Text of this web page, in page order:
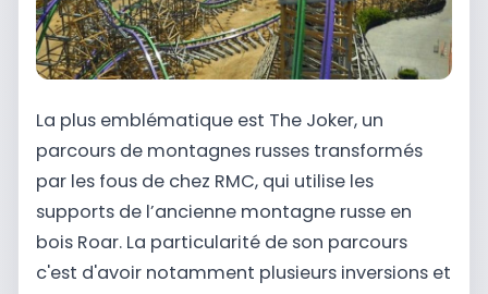
La plus emblématique est The Joker, un
parcours de montagnes russes transformés
par les fous de chez RMC, qui utilise les
supports de l’ancienne montagne russe en
bois Roar. La particularité de son parcours
c'est d'avoir notamment plusieurs inversions et